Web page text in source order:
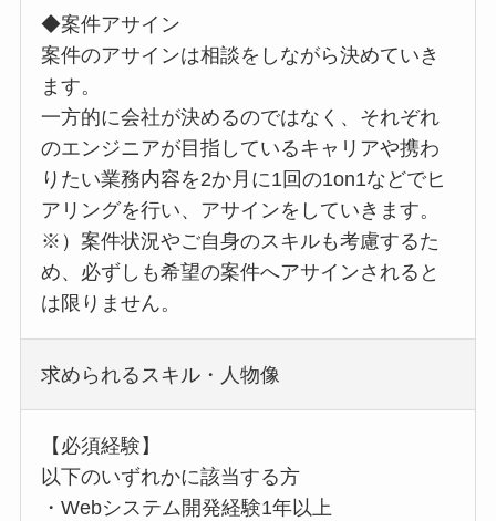
◆案件アサイン
案件のアサインは相談をしながら決めていき
ます。
一方的に会社が決めるのではなく、それぞれ
のエンジニアが目指しているキャリアや携わ
りたい業務内容を2か月に1回の1on1などでヒ
アリングを行い、アサインをしていきます。
※）案件状況やご自身のスキルも考慮するた
め、必ずしも希望の案件へアサインされると
は限りません。
求められるスキル・人物像
【必須経験】
以下のいずれかに該当する方
・Webシステム開発経験1年以上